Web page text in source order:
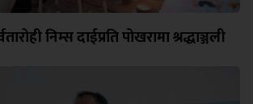
निम्स दाईप्रति पोखरामा श्रद्धाञ्जली